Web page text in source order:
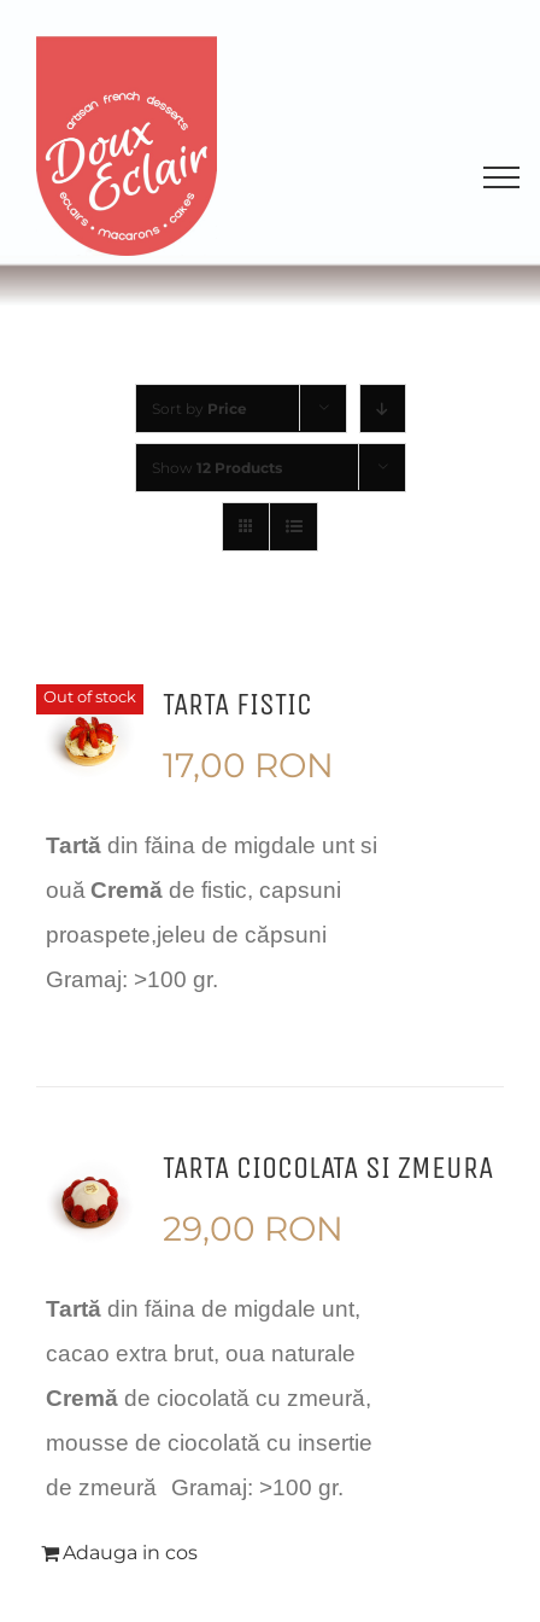
Sort by Price
Show 12 Products
Out of stock TARTA FISTIC
17,00 RON
Tartădin făina de migdale unt si
ouă Cremăde fistic, capsuni
proaspete,jeleu de căpsuni
Gramaj: >100 gr.
TARTA CIOCOLATA SI ZMEURA
29,00 RON
Tartădin făina de migdale unt,
cacao extra brut, oua naturale
Cremăde ciocolată cu zmeură,
mousse de ciocolată cu insertie
de zmeură
Gramaj: >100 gr.
Adauga in cos